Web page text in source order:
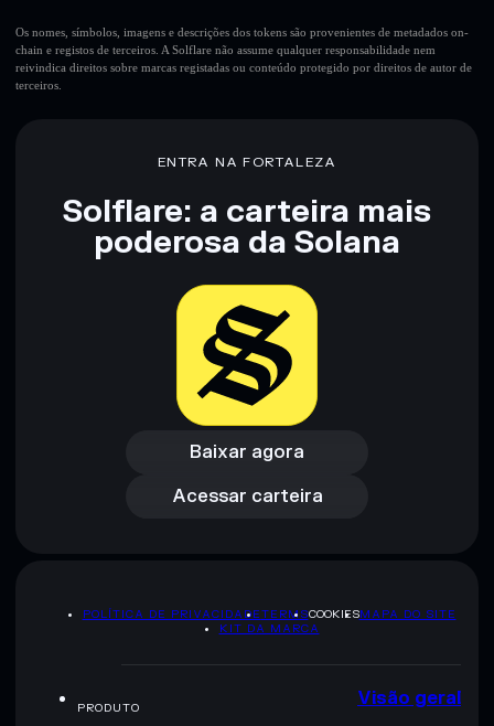
10 principais carteiras
Adin NSFW
única carteira
Aviso legal: Esta informação é apenas para fins educativos e
não constitui aconselhamento financeiro. Faz sempre a tua
Os nomes, símbolos, imagens e descrições dos tokens são provenientes de metadados on-
chain e registos de terceiros. A Solflare não assume qualquer responsabilidade nem
reivindica direitos sobre marcas registadas ou conteúdo protegido por direitos de autor de
terceiros.
ENTRA NA FORTALEZA
Solflare: a carteira mais
poderosa da Solana
Baixar agora
Baixar agora
Acessar carteira
Acessar carteira
POLÍTICA DE PRIVACIDADETERMSCOOKIESMAPA DO SITE
KIT DA MARCA
PRODUTO Visão geral